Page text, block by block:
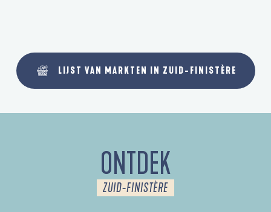
LIJST VAN MARKTEN IN ZUID-FINISTÈRE
ONTDEK
ZUID-FINISTÈRE